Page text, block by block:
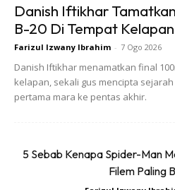
Danish Iftikhar
B-20 Di Tempat
Farizul Izwany Ibrahim - 7 Ogo 2026
Danish Iftikhar menamatkan final
kelapan, sekali gus mencipta
pertama mara ke pentas akhir.
5 Sebab Kenapa Spider-Man
Filem Paling